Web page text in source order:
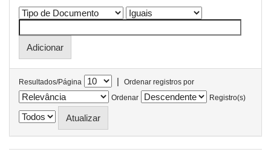
Resultados/Página |
Ordenar registros por
Ordenar
Registro(s)